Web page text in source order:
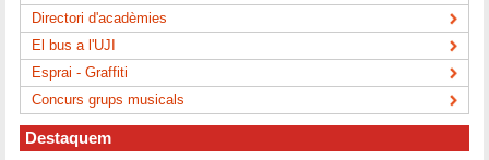
Directori d'acadèmies
El bus a l'UJI
Esprai - Graffiti
Concurs grups musicals
Destaquem